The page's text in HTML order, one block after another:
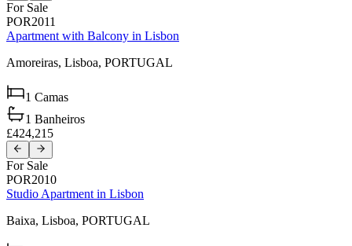
For Sale
POR2011
Apartment with Balcony in Lisbon
Amoreiras, Lisboa, PORTUGAL
1 Camas
1 Banheiros
£424,215
For Sale
POR2010
Studio Apartment in Lisbon
Baixa, Lisboa, PORTUGAL